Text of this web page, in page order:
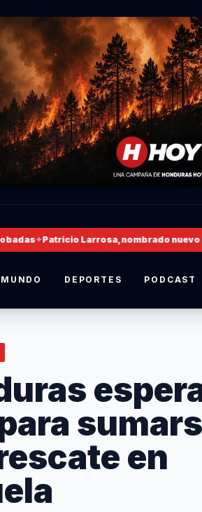
✦Patricio Larrosa, nombrado nuevo
MUNDO DEPORTES PODCAST
en